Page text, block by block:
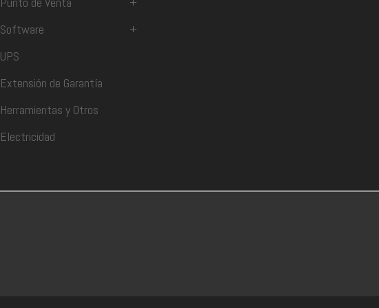
Software
+
UPS
Extensión de Garantía
Herramientas y Otros
Electricidad